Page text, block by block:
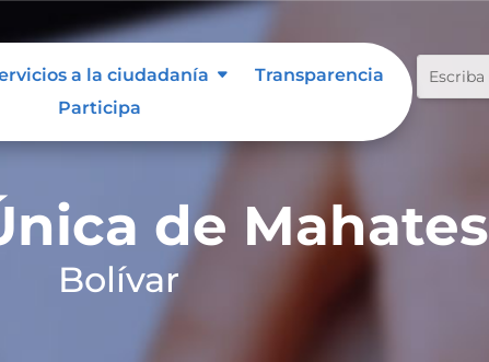
a la ciudadanía
Transparencia
Participa
de Mahates
Bolívar